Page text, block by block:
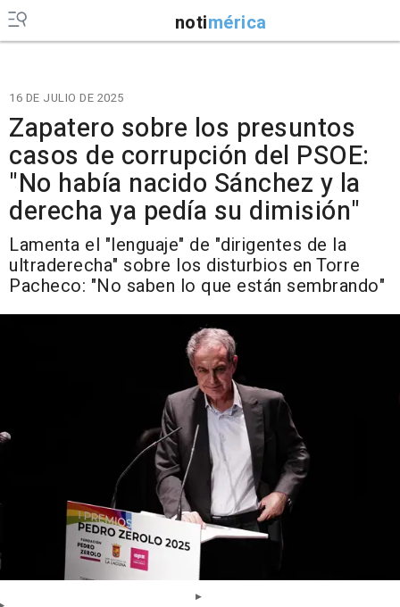
notimérica
16 DE JULIO DE 2025
Zapatero sobre los presuntos
casos de corrupción del PSOE:
"No había nacido Sánchez y la
derecha ya pedía su dimisión"
Lamenta el "lenguaje" de "dirigentes de la
ultraderecha" sobre los disturbios en Torre
Pacheco: "No saben lo que están sembrando"